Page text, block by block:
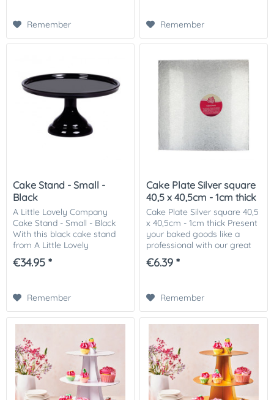
Remember Remember
Cake Stand - Small -
Black
A Little Lovely Company
Cake Stand - Small - Black
With this black cake stand
from A Little Lovely
Company you can lift the
presentation of your cake,
€34.95 *
Remember
Cake Plate Silver square
40,5 x 40,5cm - 1cm thick
Cake Plate Silver square 40,5
x 40,5cm - 1cm thick Present
your baked goods like a
professional with our great
cake plates in different sizes
and formats. Aluminium
€6.39 *
Remember